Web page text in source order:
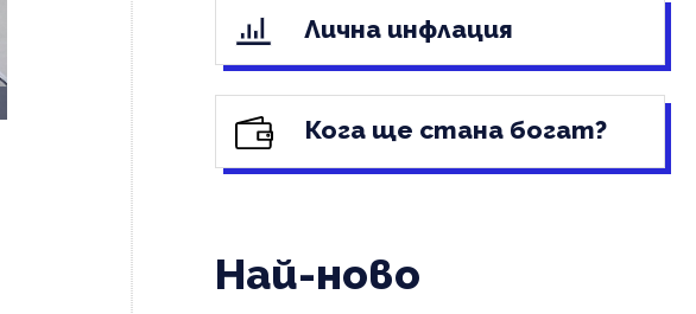
Лична инфлация
Кога ще стана богат?
Най-ново